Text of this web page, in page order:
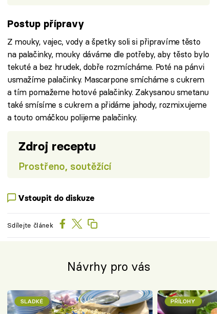
Postup přípravy
Z mouky, vajec, vody a špetky soli si připravíme těsto
na palačinky, mouky dáváme dle potřeby, aby těsto bylo
tekuté a bez hrudek, dobře rozmícháme. Poté na pánvi
usmažíme palačinky. Mascarpone smícháme s cukrem
a tím pomažeme hotové palačinky. Zakysanou smetanu
také smísíme s cukrem a přidáme jahody, rozmixujeme
a touto omáčkou polijeme palačinky.
Zdroj receptu
Prostřeno, soutěžící
Vstoupit do diskuze
Sdílejte článek
Návrhy pro vás
SLADKÉ PŘÍLOHY